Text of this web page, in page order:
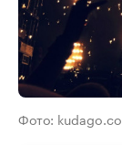
Фото: